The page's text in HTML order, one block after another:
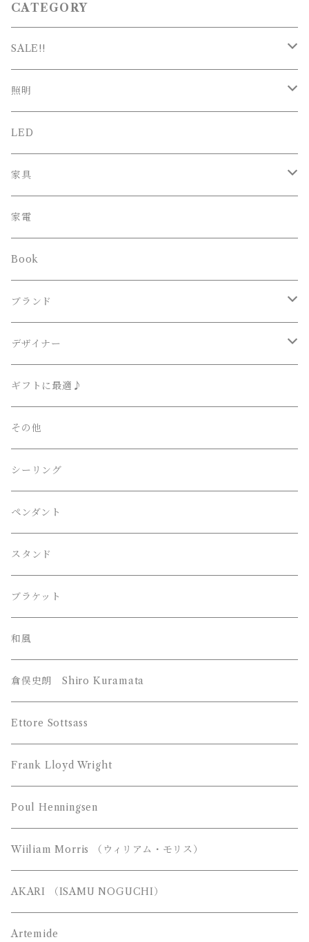
CATEGORY
SALE!!
SALE
新春SALE
照明
シーリング
ペンダント
スタンド
ブラケット
その他
LED
家具
オフィスチェア
家電
Book
ブランド
Lighting Art Gallery
AKARI （尾関・オゼキ）
Artemide （アルテミデ）
FLOS （フロス）
Herman Miller （ハーマンミラー）
LE KLINT （レクリント）
Louis Poulsen （ルイスポールセン）
William Morris （ウィリアム モリス）
YAMAGIWA （ヤマギワ）
JAKOBSSON （ヤコブソン）
MAYUHANA （マユハナ）
Z-Light （山田照明）
富士琺瑯（FUJI HORO）
都行燈（miyako andon）
デザイナー
Ettore Sottsass / エットレ・ソットサス
Isamu Noguchi / イサム・ノグチ
Philippe Starck / フィリップ・スタルク
伊東豊雄 / Toyo・Ito
吉田五十八 / Isoya・Yoshida
Frank Lloyd Wright ﾌﾗﾝｸﾛｲﾄﾞﾗｲﾄ
ギフトに最適♪
その他
シーリング
ペンダント
スタンド
ブラケット
和風
倉俣史朗 Shiro Kuramata
Ettore Sottsass
Frank Lloyd Wright
Poul Henningsen
Wiiliam Morris （ウィリアム・モリス）
AKARI （ISAMU NOGUCHI）
Artemide